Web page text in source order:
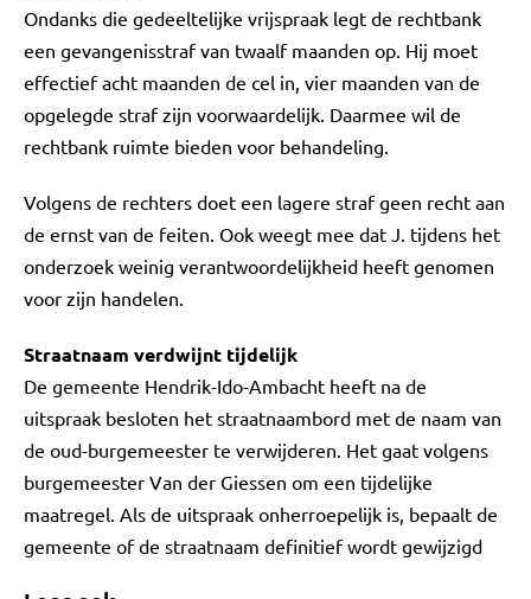
Ondanks die gedeeltelijke vrijspraak legt de rechtbank
een gevangenisstraf van twaalf maanden op. Hij moet
effectief acht maanden de cel in, vier maanden van de
opgelegde straf zijn voorwaardelijk. Daarmee wil de
rechtbank ruimte bieden voor behandeling.
Volgens de rechters doet een lagere straf geen recht aan
de ernst van de feiten. Ook weegt mee dat J. tijdens het
onderzoek weinig verantwoordelijkheid heeft genomen
voor zijn handelen.
Straatnaam verdwijnt tijdelijk
De gemeente Hendrik-Ido-Ambacht heeft na de
uitspraak besloten het straatnaambord met de naam van
de oud-burgemeester te verwijderen. Het gaat volgens
burgemeester Van der Giessen om een tijdelijke
maatregel. Als de uitspraak onherroepelijk is, bepaalt de
gemeente of de straatnaam definitief wordt gewijzigd